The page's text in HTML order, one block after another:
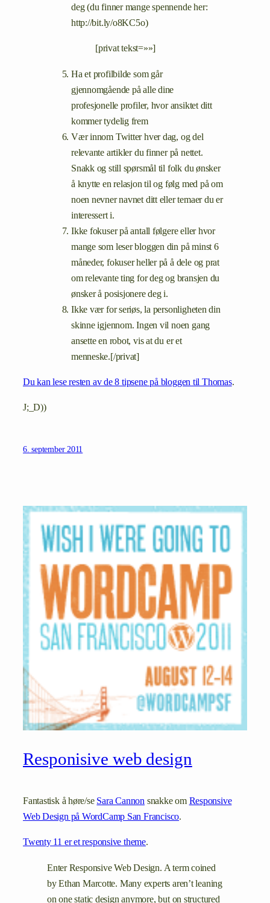
deg (du finner mange spennende her:
http://bit.ly/o8KC5o)
[privat tekst=»»]
Ha et profilbilde som går
gjennomgående på alle dine
profesjonelle profiler, hvor ansiktet ditt
kommer tydelig frem
Vær innom Twitter hver dag, og del
relevante artikler du finner på nettet.
Snakk og still spørsmål til folk du ønsker
å knytte en relasjon til og følg med på om
noen nevner navnet ditt eller temaer du er
interessert i.
Ikke fokuser på antall følgere eller hvor
mange som leser bloggen din på minst 6
måneder, fokuser heller på å dele og prat
om relevante ting for deg og bransjen du
ønsker å posisjonere deg i.
Ikke vær for seriøs, la personligheten din
skinne igjennom. Ingen vil noen gang
ansette en robot, vis at du er et
menneske.[/privat]
Du kan lese resten av de 8 tipsene på bloggen til Thomas.
J;_D))
6. september 2011
Responisive web design
Fantastisk å høre/se Sara Cannonsnakke om Responsive
Web Design på WordCamp San Francisco.
Twenty 11 er et responsive theme.
Enter Responsive Web Design. A term coined
by Ethan Marcotte. Many experts aren’t leaning
on one static design anymore, but on structured